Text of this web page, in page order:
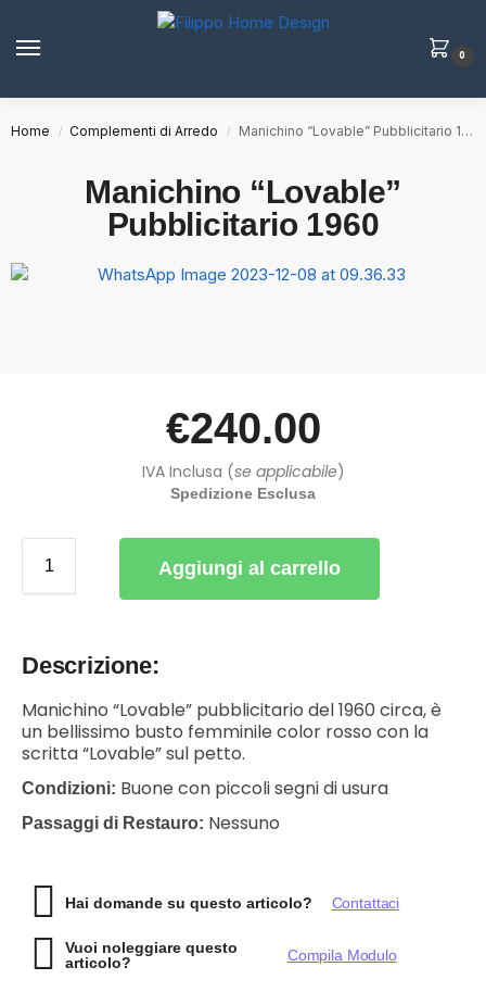
0
Home / Complementi di Arredo / Manichino “Lovable” Pubblicitario 1960
Manichino “Lovable”
Pubblicitario 1960
€240.00
IVA Inclusa (se applicabile)
Spedizione Esclusa
Aggiungi al carrello
Descrizione:
Manichino “Lovable” pubblicitario del 1960 circa, è
un bellissimo busto femminile color rosso con la
scritta “Lovable” sul petto.
Condizioni: Buone con piccoli segni di usura
Passaggi di Restauro: Nessuno
Hai domande su questo articolo? Contattaci
Vuoi noleggiare questo
articolo?
Compila Modulo